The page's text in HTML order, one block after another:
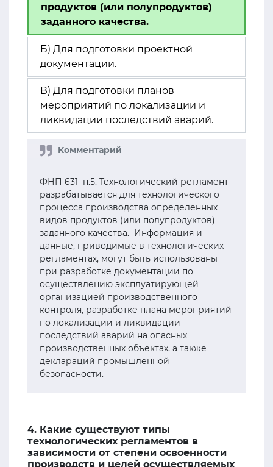
продуктов (или полупродуктов)
заданного качества.
Б) Для подготовки проектной
документации.
В) Для подготовки планов
мероприятий по локализации и
ликвидации последствий аварий.
ФНП 631 п.5. Технологический регламент
разрабатывается для технологического
процесса производства определенных
видов продуктов (или полупродуктов)
заданного качества. Информация и
данные, приводимые в технологических
регламентах, могут быть использованы
при разработке документации по
осуществлению эксплуатирующей
организацией производственного
контроля, разработке плана мероприятий
по локализации и ликвидации
последствий аварий на опасных
производственных объектах, а также
деклараций промышленной
безопасности.
4. Какие существуют типы
технологических регламентов в
зависимости от степени освоенности
производств и целей осуществляемых